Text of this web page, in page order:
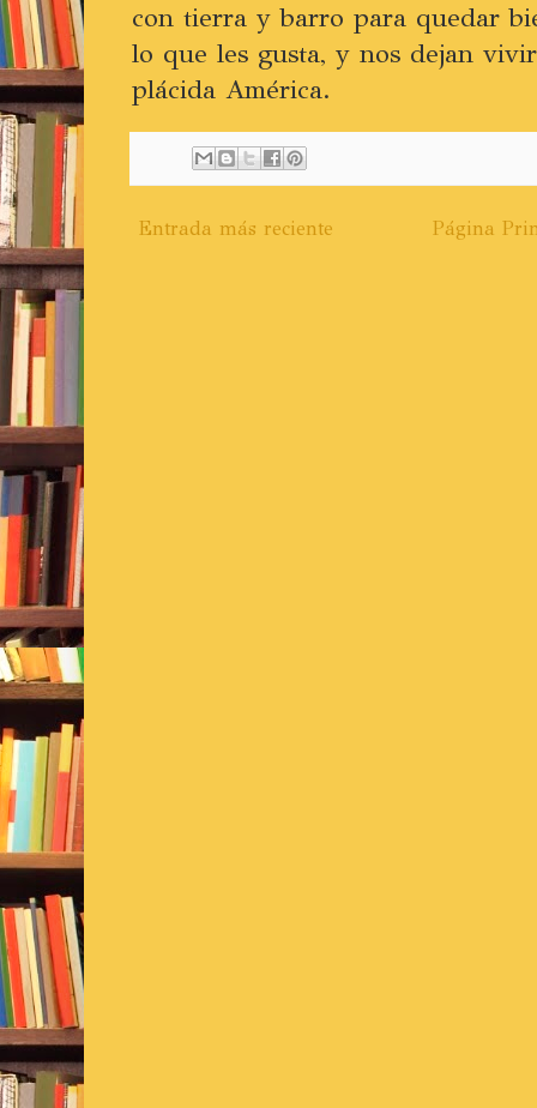
con tierra y barro para quedar
lo que les gusta, y nos dejan
plácida América.
Entrada más reciente Página